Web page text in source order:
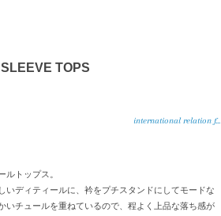
TOPS
international relation f...
ルトップス。
いディティールに、衿をプチスタンドにしてモードな
いチュールを重ねているので、程よく上品な落ち感が